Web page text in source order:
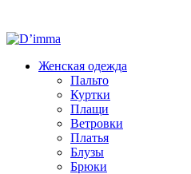
Женская одежда
Пальто
Куртки
Плащи
Ветровки
Платья
Блузы
Брюки